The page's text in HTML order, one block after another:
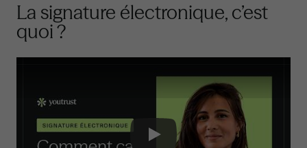
Avantage bonus : elle s’adresse à tout le monde !
La signature électronique, c’est
quoi ?
Play